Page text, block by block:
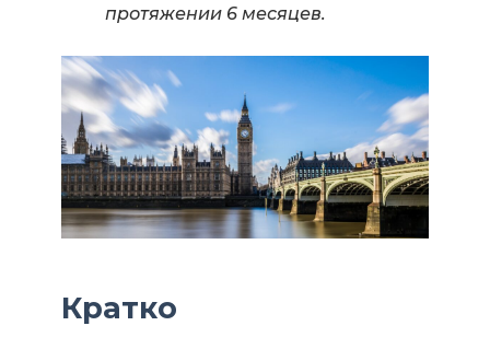
протяжении 6 месяцев.
Кратко